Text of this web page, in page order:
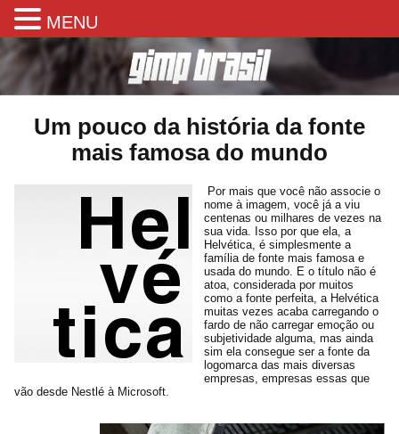
Um pouco da história da fonte
mais famosa do mundo
Por mais que você não associe o
nome à imagem, você já a viu
centenas ou milhares de vezes na
sua vida. Isso por que ela, a
Helvética, é simplesmente a
família de fonte mais famosa e
usada do mundo. E o título não é
atoa, considerada por muitos
como a fonte perfeita, a Helvética
muitas vezes acaba carregando o
fardo de não carregar emoção ou
subjetividade alguma, mas ainda
sim ela consegue ser a fonte da
logomarca das mais diversas
empresas, empresas essas que
vão desde Nestlé à Microsoft.
MENU